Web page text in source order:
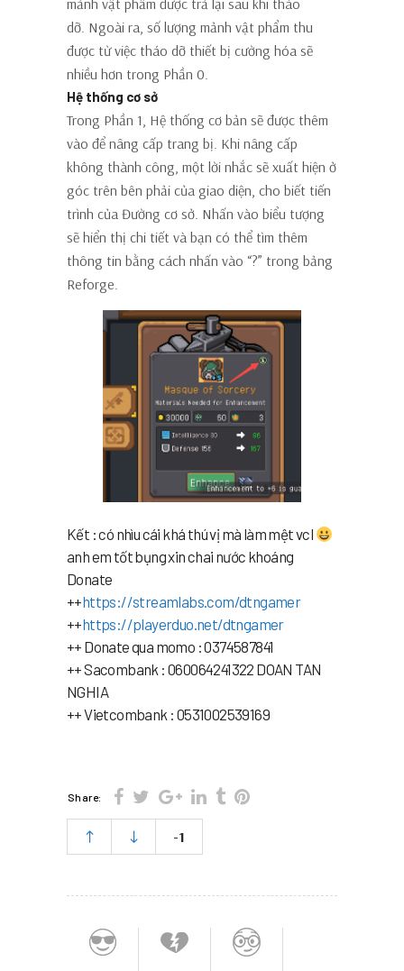
dỡ. Ngoài ra, số lượng mảnh vật phẩm thu
được từ việc tháo dỡ thiết bị cường hóa sẽ
nhiều hơn trong Phần 0.
Hệ thống cơ sở
Trong Phần 1, Hệ thống cơ bản sẽ được thêm
vào để nâng cấp trang bị. Khi nâng cấp
không thành công, một lời nhắc sẽ xuất hiện ở
góc trên bên phải của giao diện, cho biết tiến
trình của Đường cơ sở. Nhấn vào biểu tượng
sẽ hiển thị chi tiết và bạn có thể tìm thêm
thông tin bằng cách nhấn vào “?” trong bảng
Reforge.
Kết : có nhìu cái khá thú vị mà làm mệt vcl
anh em tốt bụng xin chai nước khoáng
Donate
++https://streamlabs.com/dtngamer
++https://playerduo.net/dtngamer
++ Donate qua momo : 0374587841
++ Sacombank : 060064241322 DOAN TAN
NGHIA
++ Vietcombank : 0531002539169
Share:
-1